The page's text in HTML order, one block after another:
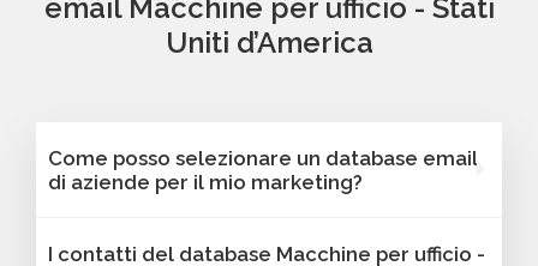
email Macchine per ufficio - Stati
Uniti d’America
Come posso selezionare un database email
di aziende per il mio marketing?
nostra piattaforma Bancomail. Troverai
I contatti del database Macchine per ufficio -